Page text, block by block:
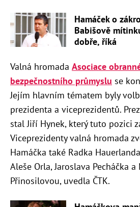
Hamáček o
Babišově
dobře, říká
Valná hromada Asociace
bezpečnostního průmyslu se
Jejím hlavním tématem byly
prezidenta a viceprezidentů.
stal Jiří Hynek, který tuto pozici
Viceprezidenty valná hromada
Hamáčka také Radka
Aleše Orla, Jaroslava Pecháčka a
Přinosilovou, uvedla ČTK.